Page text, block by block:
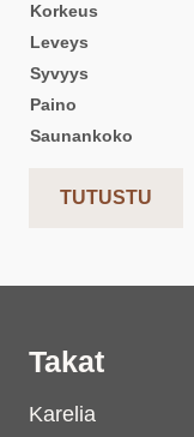
Korkeus
Leveys
Syvyys
Paino
Saunankoko
TUTUSTU
Takat
Karelia